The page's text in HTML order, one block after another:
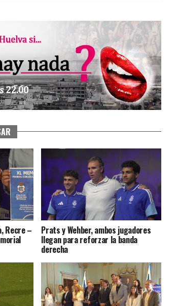
Recre – Prats y Wehber, ambos jugadores
llegan para reforzar la banda
derecha